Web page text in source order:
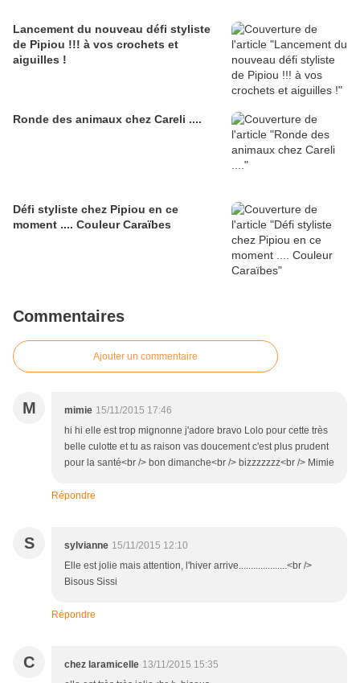
Lancement du nouveau défi styliste
de Pipiou !!! à vos crochets et
aiguilles !
Ronde des animaux chez Careli ....
Défi styliste chez Pipiou en ce
moment .... Couleur Caraïbes
Commentaires
Ajouter un commentaire
M mimie 15/11/2015 17:46
hi hi elle est trop mignonne j'adore bravo Lolo pour cette très
belle culotte et tu as raison vas doucement c'est plus prudent
pour la santé<br /> bon dimanche<br /> bizzzzzzz<br /> Mimie
Répondre
S sylvianne 15/11/2015 12:10
Elle est jolie mais attention, l'hiver arrive....................<br />
Bisous Sissi
Répondre
C chez laramicelle 13/11/2015 15:35